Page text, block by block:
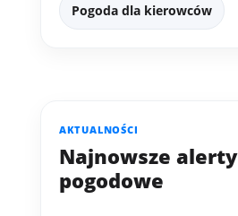
Pogoda dla kierowców
AKTUALNOŚCI
Najnowsze alerty
pogodowe